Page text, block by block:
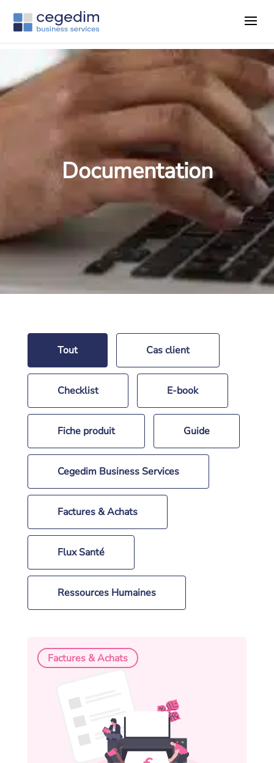
Documentation
Tout Cas client
Checklist E-book
Fiche produit Guide
Cegedim Business Services
Factures & Achats
Flux Santé
Ressources Humaines
Factures & Achats